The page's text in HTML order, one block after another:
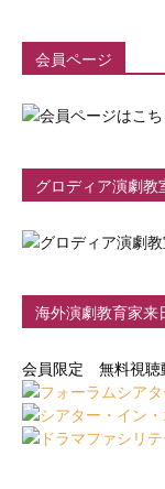
会員ページ
グロディア演劇教
海外演劇教育家来
会員限定 無料視聴